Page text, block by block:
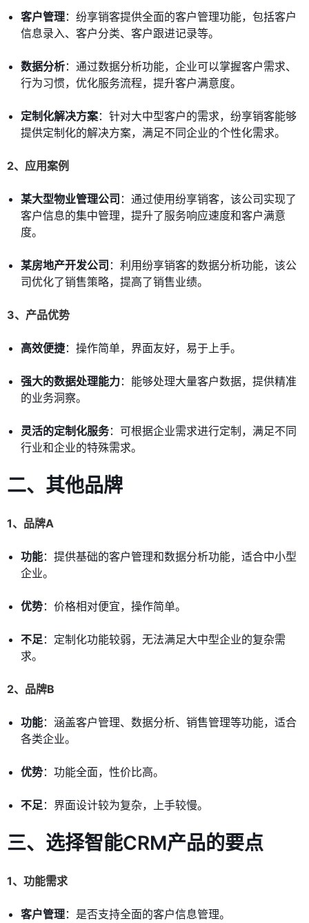
客户管理：纷享销客提供全面的客户管理功能，包括客户
信息录入、客户分类、客户跟进记录等。
数据分析：通过数据分析功能，企业可以掌握客户需求、
行为习惯，优化服务流程，提升客户满意度。
定制化解决方案：针对大中型客户的需求，纷享销客能够
提供定制化的解决方案，满足不同企业的个性化需求。
2、应用案例
某大型物业管理公司 ：通过使用纷享销客，该公司实现了
客户信息的集中管理，提升了服务响应速度和客户满意
度。
某房地产开发公司 ：利用纷享销客的数据分析功能，该公
司优化了销售策略，提高了销售业绩。
3、产品优势
高效便捷：操作简单，界面友好，易于上手。
强大的数据处理能力：能够处理大量客户数据，提供精准
的业务洞察。
灵活的定制化服务：可根据企业需求进行定制，满足不同
行业和企业的特殊需求。
二、其他品牌
1、品牌A
功能：提供基础的客户管理和数据分析功能，适合中小型
企业。
优势：价格相对便宜，操作简单。
不足：定制化功能较弱，无法满足大中型企业的复杂需
求。
2、品牌B
功能：涵盖客户管理、数据分析、销售管理等功能，适合
各类企业。
优势：功能全面，性价比高。
不足：界面设计较为复杂，上手较慢。
三、选择智能CRM产品的要点
1、功能需求
客户管理：是否支持全面的客户信息管理。